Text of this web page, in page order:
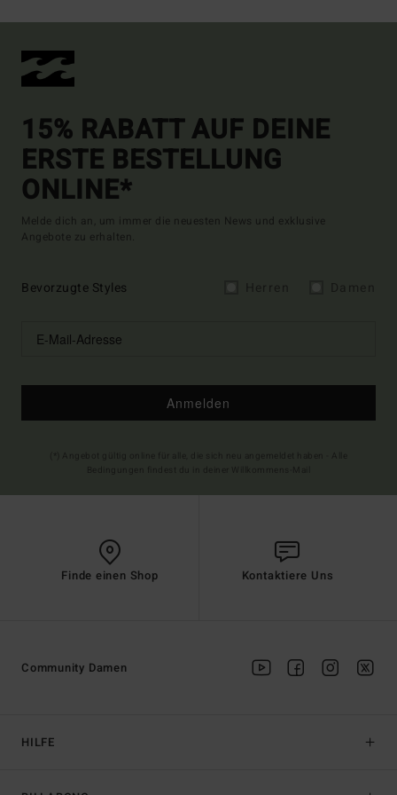
15% RABATT AUF DEINE
ERSTE BESTELLUNG
ONLINE*
Melde dich an, um immer die neuesten News und exklusive
Angebote zu erhalten.
Bevorzugte Styles
Anmelden
Finde einen Shop Kontaktiere Uns
HILFE
Community Damen